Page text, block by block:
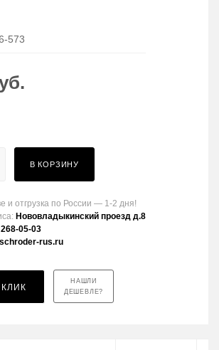
573
В КОРЗИНУ
и отгрузка по России — 1-2 дня!
Нововладыкинский проезд д.8
05-03
rus.ru
КЛИК
НАШЛИ
ДЕШЕВЛЕ?